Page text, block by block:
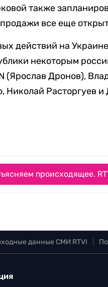
также
все еще
действий на
некоторым
(Ярослав Дронов),
Николай Расторгуев
происходящее.
данные СМИ RTVI